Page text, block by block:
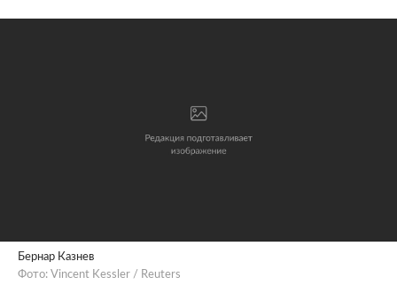
Бернар Казнев
Фото: Vincent Kessler / Reuters